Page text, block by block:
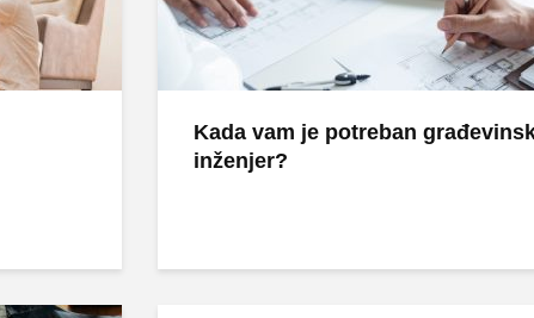
Kada vam je potreban
inženjer?